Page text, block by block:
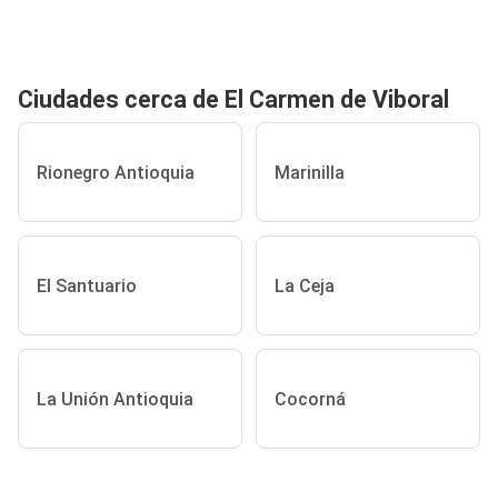
Ciudades cerca de El Carmen de Viboral
Rionegro Antioquia Marinilla
El Santuario La Ceja
La Unión Antioquia Cocorná